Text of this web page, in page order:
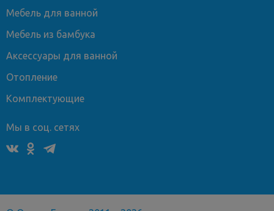
Мебель для ванной
Мебель из бамбука
Аксессуары для ванной
Отопление
Комплектующие
Мы в соц. сетях